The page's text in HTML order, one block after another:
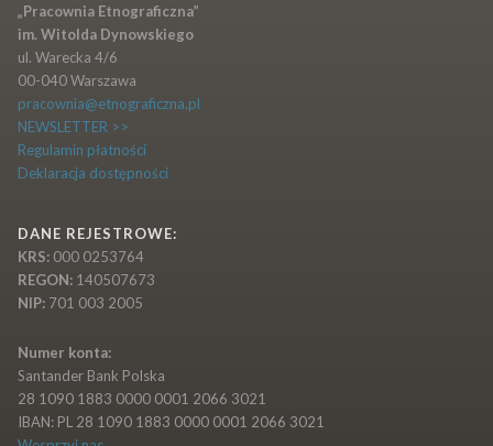
„Pracownia Etnograficzna”
im. Witolda Dynowskiego
ul. Warecka 4/6
00-040 Warszawa
pracownia@etnograficzna.pl
NEWSLETTER >>
Regulamin płatności
Deklaracja dostępności
DANE REJESTROWE:
KRS:000 0253764
REGON:140507673
NIP:701 003 2005
Numer konta:
Santander Bank Polska
28 1090 1883 0000 0001 2066 3021
IBAN: PL 28 1090 1883 0000 0001 2066 3021